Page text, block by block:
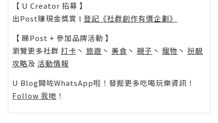
【 U Creator 招募 】
出Post賺現金獎賞 l 登記《社群創作有價企劃》
【 睇Post + 參加品牌活動 】
瀏覽更多社群 打卡 丶 旅遊 丶 美食 丶 親子 丶 寵物 丶 扮靚
攻略及 活動情報
U Blog開咗WhatsApp啦！發掘更多吃喝玩樂資訊！
Follow 我哋 ！